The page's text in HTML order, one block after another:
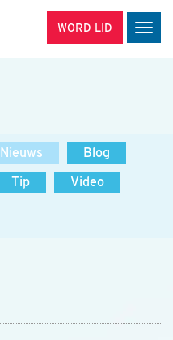
WORD LID
Nieuws
Blog
Tip
Video